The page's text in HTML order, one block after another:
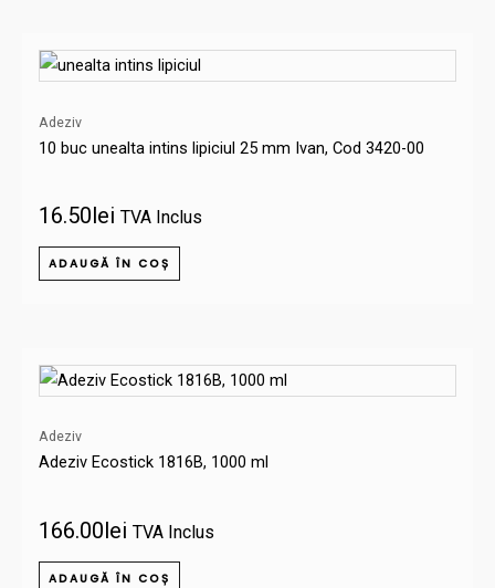
Adeziv
10 buc unealta intins lipiciul 25 mm Ivan, Cod 3420-00
16.50lei TVA Inclus
ADAUGĂ ÎN COȘ
Adeziv
Adeziv Ecostick 1816B, 1000 ml
166.00lei TVA Inclus
ADAUGĂ ÎN COȘ